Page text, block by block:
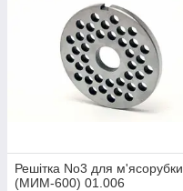
Решітка No3 для м'ясорубки
(МИМ-600) 01.006